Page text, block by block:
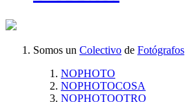
Somos un Colectivo de Fotógrafos
NOPHOTO
NOPHOTOCOSA
NOPHOTOOTRO